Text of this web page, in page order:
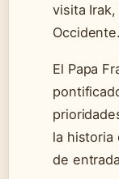
visita
Occidente.
El Papa
la historia
de